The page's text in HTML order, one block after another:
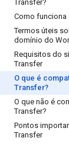
Transfer?
Como funciona
Termos úteis
domínio do
Requisitos do
Transfer
O que é
Transfer?
O que não é
Transfer?
Pontos
Transfer